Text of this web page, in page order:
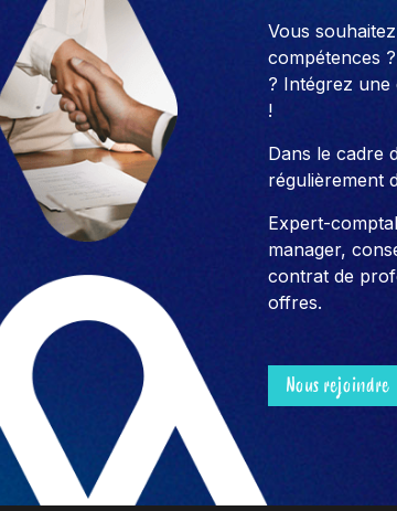
Vous
compétences
? Intégrez une
!
Dans le cadre
régulièrement
Expert-
manager,
contrat de
offres.
Nous rejoindre